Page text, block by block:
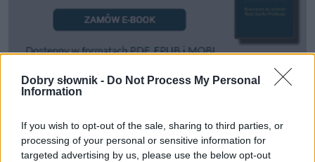
Dobry słownik - Do Not Process My Personal
Information
If you wish to opt-out of the sale, sharing to third parties, or
processing of your personal or sensitive information for
targeted advertising by us, please use the below opt-out
Zobacz, co zyskują abonenci Dobrego słownika.
SPRAWDŹ